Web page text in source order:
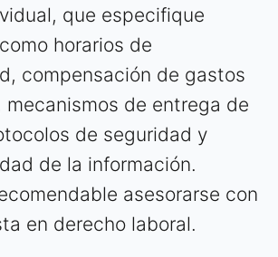
que especifique
horarios de
compensación de gastos
mecanismos de entrega de
de seguridad y
de la información.
asesorarse con
en derecho laboral.